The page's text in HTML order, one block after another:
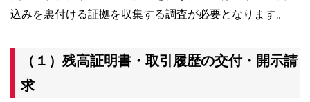
込みを裏付ける証拠を収集する調査が必要となります。
（１）残高証明書・取引履歴の交付・開示請
求